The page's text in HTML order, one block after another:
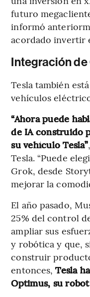
futuro
informó
acordado invertir
Integración
Tesla también
vehículos
“Ahora puede
de IA construido
su vehículo Tesla”
Tesla. “Puede
Grok, desde
mejorar la
El año pasado,
25% del control
ampliar sus
y robótica y que,
construir
entonces,Tesla
Optimus, su